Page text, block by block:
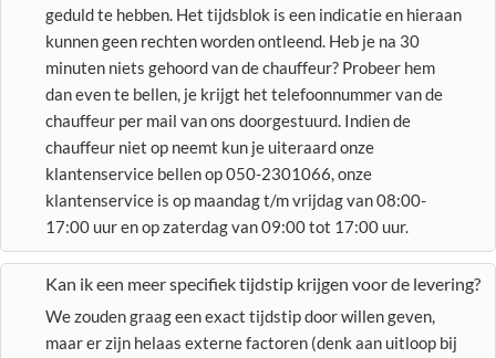
geduld te hebben. Het tijdsblok is een indicatie en hieraan
kunnen geen rechten worden ontleend. Heb je na 30
minuten niets gehoord van de chauffeur? Probeer hem
dan even te bellen, je krijgt het telefoonnummer van de
chauffeur per mail van ons doorgestuurd. Indien de
chauffeur niet op neemt kun je uiteraard onze
klantenservice bellen op 050-2301066, onze
klantenservice is op maandag t/m vrijdag van 08:00-
17:00 uur en op zaterdag van 09:00 tot 17:00 uur.
Kan ik een meer specifiek tijdstip krijgen voor de levering?
We zouden graag een exact tijdstip door willen geven,
maar er zijn helaas externe factoren (denk aan uitloop bij